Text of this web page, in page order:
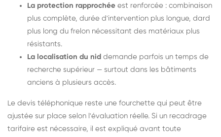
La protection rapprochée est renforcée : combinaison
plus complète, durée d'intervention plus longue, dard
plus long du frelon nécessitant des matériaux plus
résistants.
La localisation du nid demande parfois un temps de
recherche supérieur — surtout dans les bâtiments
anciens à plusieurs accès.
Le devis téléphonique reste une fourchette qui peut être
ajustée sur place selon l'évaluation réelle. Si un recadrage
tarifaire est nécessaire, il est expliqué avant toute